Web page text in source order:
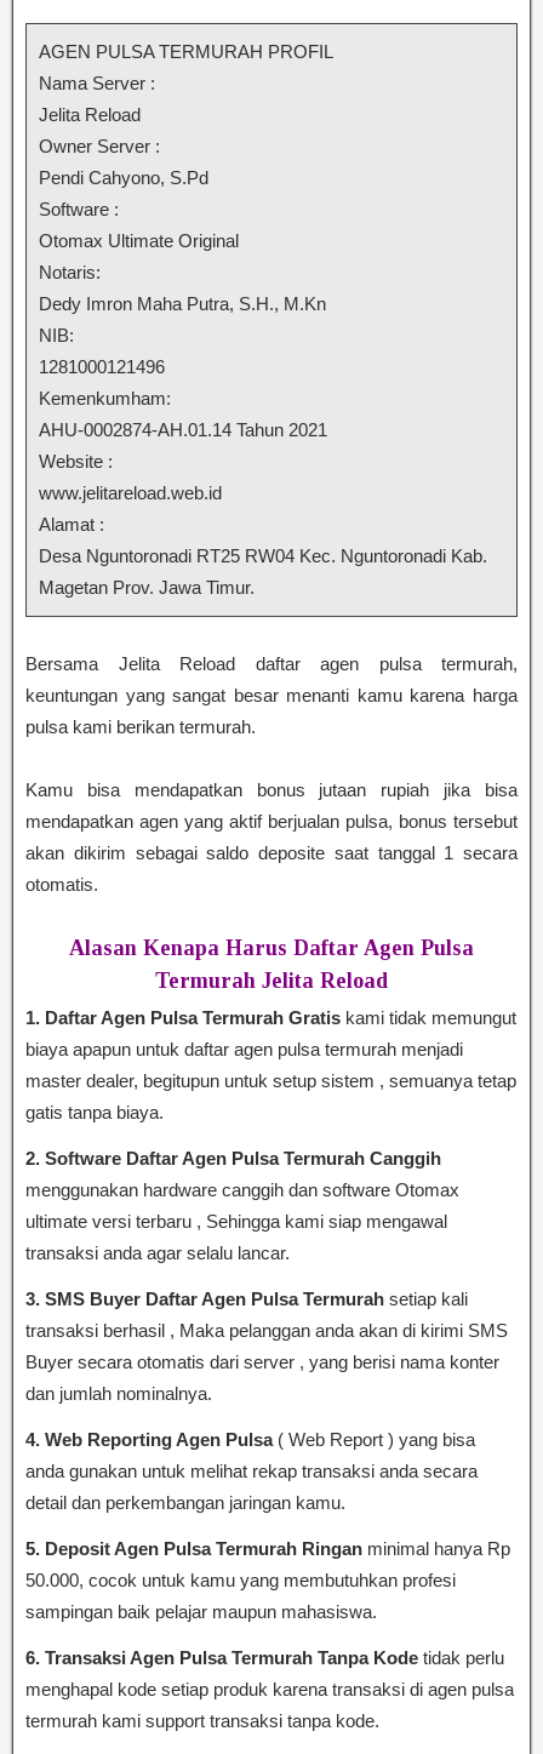
AGEN PULSA TERMURAH PROFIL
Nama Server :
Jelita Reload
Owner Server :
Pendi Cahyono, S.Pd
Software :
Otomax Ultimate Original
Notaris:
Dedy Imron Maha Putra, S.H., M.Kn
NIB:
1281000121496
Kemenkumham:
AHU-0002874-AH.01.14 Tahun 2021
Website :
www.jelitareload.web.id
Alamat :
Desa Nguntoronadi RT25 RW04 Kec. Nguntoronadi Kab.
Magetan Prov. Jawa Timur.
Bersama Jelita Reload daftar agen pulsa termurah,
keuntungan yang sangat besar menanti kamu karena harga
pulsa kami berikan termurah.
Kamu bisa mendapatkan bonus jutaan rupiah jika bisa
mendapatkan agen yang aktif berjualan pulsa, bonus tersebut
akan dikirim sebagai saldo deposite saat tanggal 1 secara
otomatis.
Alasan Kenapa Harus Daftar Agen Pulsa
Termurah Jelita Reload
1. Daftar Agen Pulsa Termurah Gratis kami tidak memungut
biaya apapun untuk daftar agen pulsa termurah menjadi
master dealer, begitupun untuk setup sistem , semuanya tetap
gatis tanpa biaya.
2. Software Daftar Agen Pulsa Termurah Canggih
menggunakan hardware canggih dan software Otomax
ultimate versi terbaru , Sehingga kami siap mengawal
transaksi anda agar selalu lancar.
3. SMS Buyer Daftar Agen Pulsa Termurah setiap kali
transaksi berhasil , Maka pelanggan anda akan di kirimi SMS
Buyer secara otomatis dari server , yang berisi nama konter
dan jumlah nominalnya.
4. Web Reporting Agen Pulsa( Web Report ) yang bisa
anda gunakan untuk melihat rekap transaksi anda secara
detail dan perkembangan jaringan kamu.
5. Deposit Agen Pulsa Termurah Ringan minimal hanya Rp
50.000, cocok untuk kamu yang membutuhkan profesi
sampingan baik pelajar maupun mahasiswa.
6. Transaksi Agen Pulsa Termurah Tanpa Kode tidak perlu
menghapal kode setiap produk karena transaksi di agen pulsa
termurah kami support transaksi tanpa kode.